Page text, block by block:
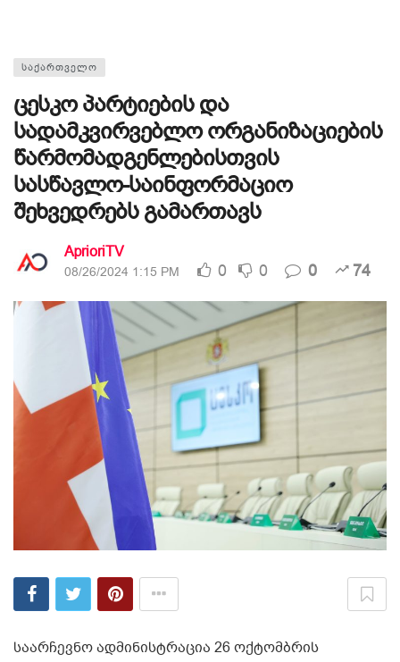
ᲡᲐᲥᲐᲠᲗᲕᲔᲚᲝ
ცესკო პარტიების და
სადამკვირვებლო ორგანიზაციების
წარმომადგენლებისთვის
სასწავლო-საინფორმაციო
შეხვედრებს გამართავს
AprioriTV
08/26/2024 1:15 PM 0 0 0 74
საარჩევნო ადმინისტრაცია 26 ოქტომბრის